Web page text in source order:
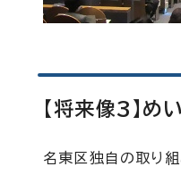
【将来像3】め
名東区独自の取り